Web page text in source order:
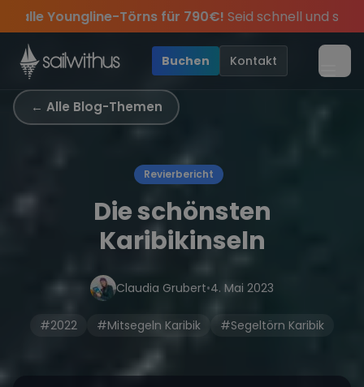
Skip to contentSpecial:Am 05.09 alle Youngline-Törns für
Sichere Dir jetztDein Meilenbuch und Deine
keineTörn-Updates, Insider-Tippsund exklusive
Season Closing Party 2026!Die Saison war
Buchen Kontakt
← Alle Blog-Themen
Revierbericht
Die schönsten
Karibikinseln
Claudia Grubert•4. Mai 2023
#2022 #Mitsegeln Karibik #Segeltörn Karibik